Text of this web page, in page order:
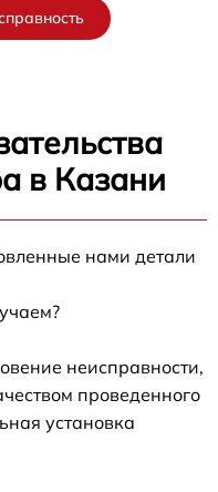
в Казани
нами детали
неисправности,
проведенного
установка